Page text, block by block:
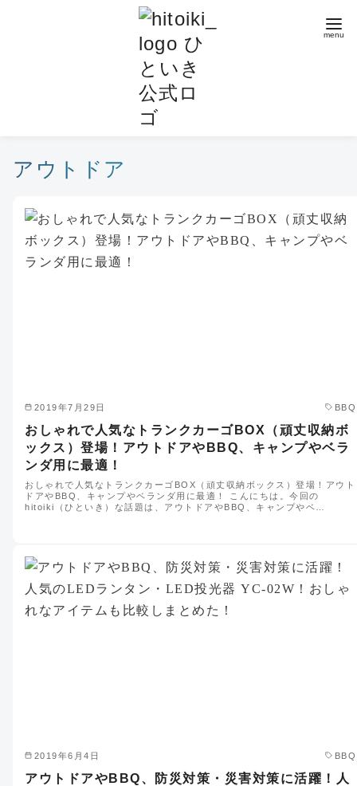
アウトドア
2019年7月29日 BBQ
おしゃれで人気なトランクカーゴBOX（頑丈収納ボ
ックス）登場！アウトドアやBBQ、キャンプやベラ
ンダ用に最適！
おしゃれで人気なトランクカーゴBOX（頑丈収納ボックス）登場！アウト
ドアやBBQ、キャンプやベランダ用に最適！ こんにちは。今回の
hitoiki（ひといき）な話題は、アウトドアやBBQ、キャンプやベ…
2019年6月4日 BBQ
アウトドアやBBQ、防災対策・災害対策に活躍！人